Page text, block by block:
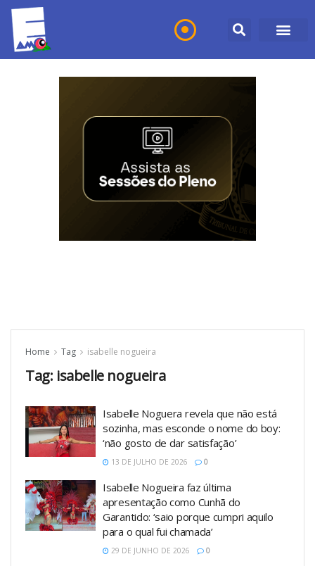
Home Tag isabelle nogueira
Tag: isabelle nogueira
Isabelle Noguera revela que não está
sozinha, mas esconde o nome do boy:
‘não gosto de dar satisfação’
13 DE JULHO DE 2026 0
Isabelle Nogueira faz última
apresentação como Cunhã do
Garantido: ‘saio porque cumpri aquilo
para o qual fui chamada’
29 DE JUNHO DE 2026 0